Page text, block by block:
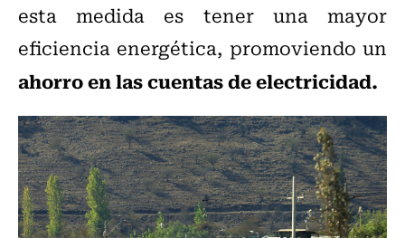
esta medida es tener una mayor
eficiencia energética, promoviendo un
ahorro en las cuentas de electricidad.